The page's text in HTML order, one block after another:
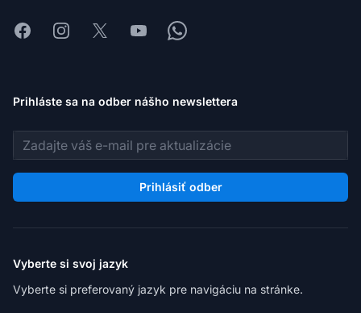
FacebookInstagram
X YoutubeWhatsapp
Prihláste sa na odber nášho newslettera
E-mailová adresa
Prihlásiť odber
Vyberte si svoj jazyk
Vyberte si preferovaný jazyk pre navigáciu na stránke.